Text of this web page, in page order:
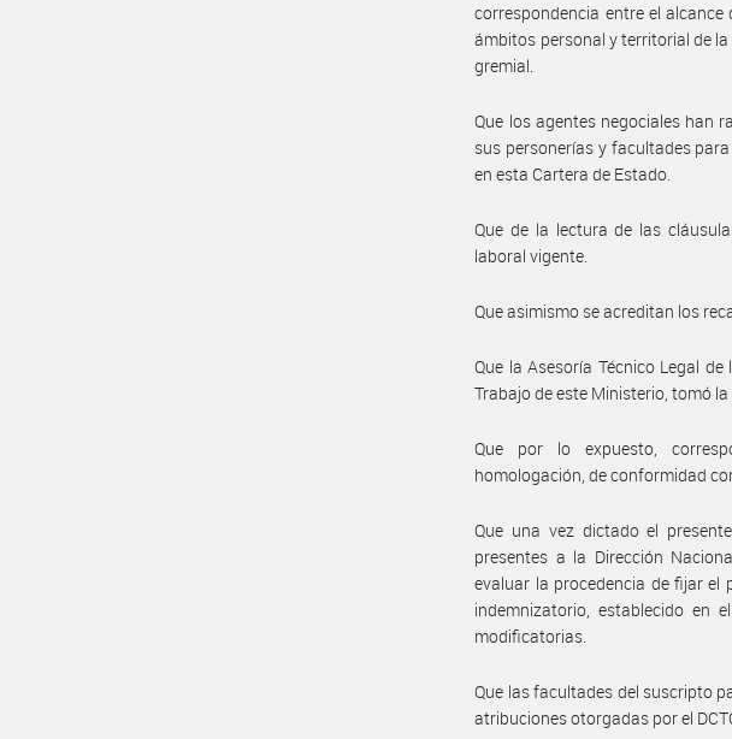
correspondencia entre el
ámbitos personal y territorial de
gremial.
Que los agentes negociales han
sus personerías y facultades
en esta Cartera de Estado.
Que de la lectura de las
laboral vigente.
Que asimismo se acreditan los
Que la Asesoría Técnico Legal
Trabajo de este Ministerio, tomó
Que por lo expuesto,
homologación, de conformidad
Que una vez dictado el
presentes a la Dirección
evaluar la procedencia de fijar el
indemnizatorio, establecido en
modificatorias.
Que las facultades del suscripto
atribuciones otorgadas por el